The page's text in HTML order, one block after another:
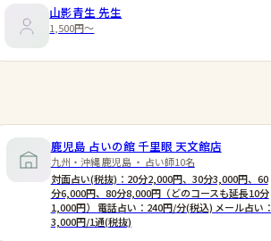
山影青生 先生
1,500円〜
鹿児島 占いの館 千里眼 天文館店
九州・沖縄 鹿児島 ・ 占い師10名
対面占い(税抜)：20分2,000円、30分3,000円、60
分6,000円、80分8,000円（どのコースも延長10分
1,000円） 電話占い：240円/分(税込) メール占い：
3,000円/1通(税抜)